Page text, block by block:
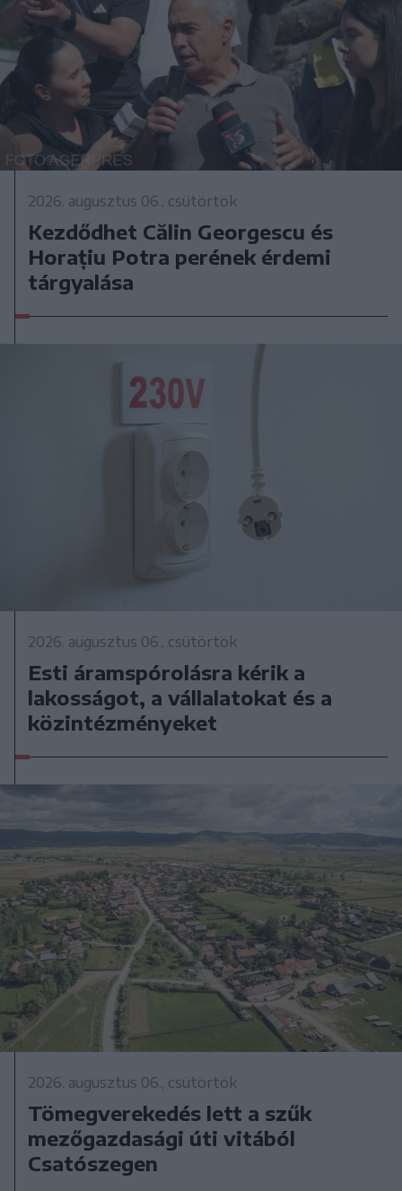
2026. augusztus 06., csütörtök
Kezdődhet Călin Georgescu és
Horațiu Potra perének érdemi
tárgyalása
2026. augusztus 06., csütörtök
Esti áramspórolásra kérik a
lakosságot, a vállalatokat és a
közintézményeket
2026. augusztus 06., csütörtök
Tömegverekedés lett a szűk
mezőgazdasági úti vitából
Csatószegen